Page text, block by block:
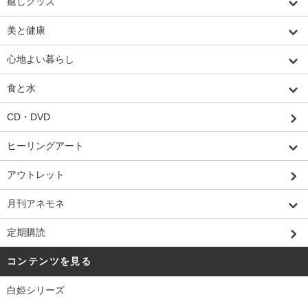
美と健康
心地よい暮らし
食と水
CD・DVD
ヒーリングアート
アウトレット
月刊アネモネ
定期購読
コンテンツを見る
白姫シリーズ